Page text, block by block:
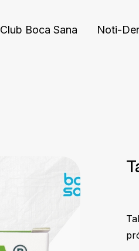
Club Boca Sana Noti-